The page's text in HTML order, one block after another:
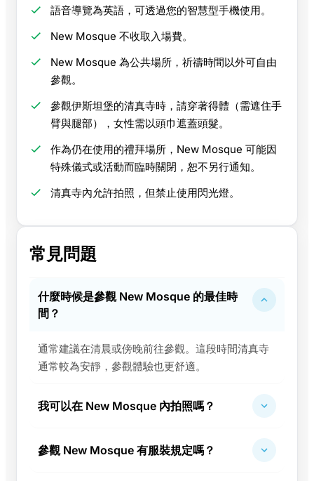
語音導覽為英語，可透過您的智慧型手機使用。
New Mosque 不收取入場費。
New Mosque 為公共場所，祈禱時間以外可自由
參觀。
參觀伊斯坦堡的清真寺時，請穿著得體（需遮住手
臂與腿部），女性需以頭巾遮蓋頭髮。
作為仍在使用的禮拜場所，New Mosque 可能因
特殊儀式或活動而臨時關閉，恕不另行通知。
清真寺內允許拍照，但禁止使用閃光燈。
常見問題
什麼時候是參觀 New Mosque 的最佳時
間？
通常建議在清晨或傍晚前往參觀。這段時間清真寺
通常較為安靜，參觀體驗也更舒適。
我可以在 New Mosque 內拍照嗎？
參觀 New Mosque 有服裝規定嗎？